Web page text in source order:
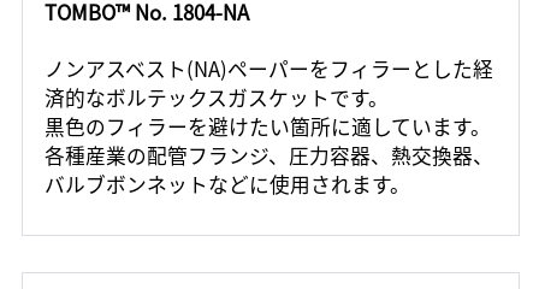
TOMBO™ No. 1804-NA
ノンアスベスト(NA)ペーパーをフィラーとした経
済的なボルテックスガスケットです。
黒色のフィラーを避けたい箇所に適しています。
各種産業の配管フランジ、圧力容器、熱交換器、
バルブボンネットなどに使用されます。